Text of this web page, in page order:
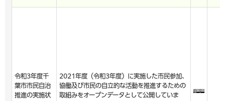
令和3年度千
葉市市民自治
推進の実施状
2021年度（令和3年度）に実施した市民参加、
協働及び市民の自立的な活動を推進するための
取組みをオープンデータとして公開していま